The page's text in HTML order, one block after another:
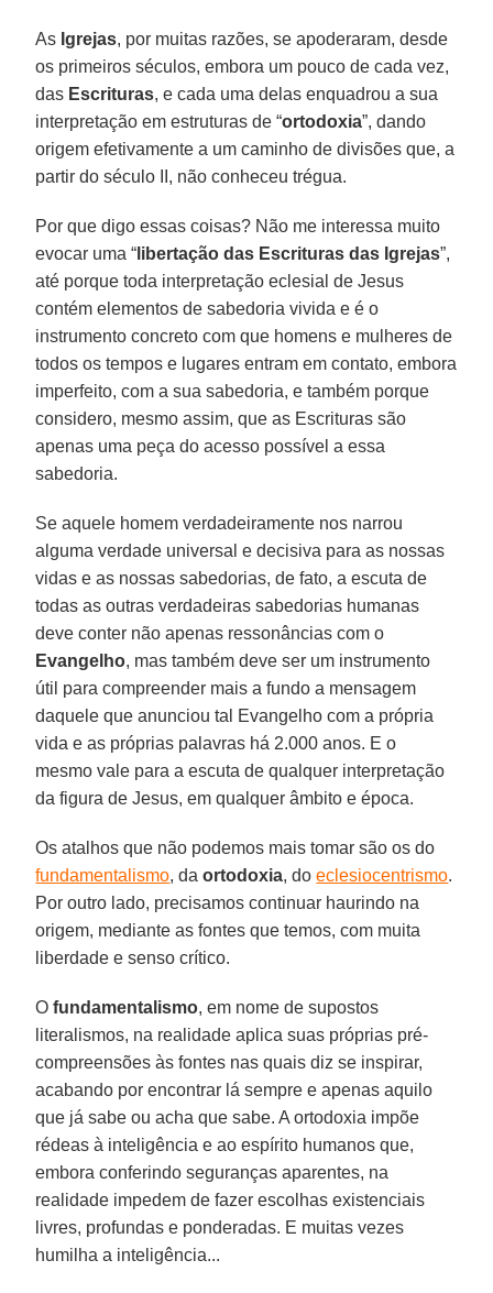
As Igrejas, por muitas razões, se apoderaram, desde
os primeiros séculos, embora um pouco de cada vez,
das Escrituras, e cada uma delas enquadrou a sua
interpretação em estruturas de “ortodoxia”, dando
origem efetivamente a um caminho de divisões que, a
partir do século II, não conheceu trégua.
Por que digo essas coisas? Não me interessa muito
evocar uma “ libertação das Escrituras das Igrejas”,
até porque toda interpretação eclesial de Jesus
contém elementos de sabedoria vivida e é o
instrumento concreto com que homens e mulheres de
todos os tempos e lugares entram em contato, embora
imperfeito, com a sua sabedoria, e também porque
considero, mesmo assim, que as Escrituras são
apenas uma peça do acesso possível a essa
sabedoria.
Se aquele homem verdadeiramente nos narrou
alguma verdade universal e decisiva para as nossas
vidas e as nossas sabedorias, de fato, a escuta de
todas as outras verdadeiras sabedorias humanas
deve conter não apenas ressonâncias com o
Evangelho, mas também deve ser um instrumento
útil para compreender mais a fundo a mensagem
daquele que anunciou tal Evangelho com a própria
vida e as próprias palavras há 2.000 anos. E o
mesmo vale para a escuta de qualquer interpretação
da figura de Jesus, em qualquer âmbito e época.
Os atalhos que não podemos mais tomar são os do
fundamentalismo, daortodoxia, doeclesiocentrismo.
Por outro lado, precisamos continuar haurindo na
origem, mediante as fontes que temos, com muita
liberdade e senso crítico.
Ofundamentalismo, em nome de supostos
literalismos, na realidade aplica suas próprias pré-
compreensões às fontes nas quais diz se inspirar,
acabando por encontrar lá sempre e apenas aquilo
que já sabe ou acha que sabe. A ortodoxia impõe
rédeas à inteligência e ao espírito humanos que,
embora conferindo seguranças aparentes, na
realidade impedem de fazer escolhas existenciais
livres, profundas e ponderadas. E muitas vezes
humilha a inteligência...